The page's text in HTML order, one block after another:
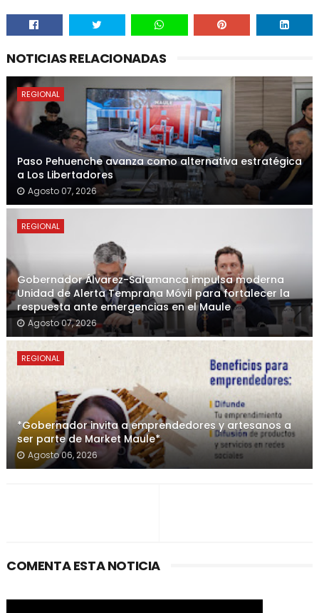
NOTICIAS RELACIONADAS
REGIONAL
Paso Pehuenche avanza como alternativa estratégica
a Los Libertadores
Agosto 07, 2026
REGIONAL
Gobernador Álvarez-Salamanca impulsa moderna
Unidad de Alerta Temprana Móvil para fortalecer la
respuesta ante emergencias en el Maule
Agosto 07, 2026
REGIONAL
*Gobernador invita a emprendedores y artesanos a
ser parte de Market Maule*
Agosto 06, 2026
COMENTA ESTA NOTICIA